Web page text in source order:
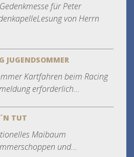
für Peter
von Herrn
JUGENDSOMMER
Kartfahren beim Racing
erforderlich...
TUT
Maibaum
und...